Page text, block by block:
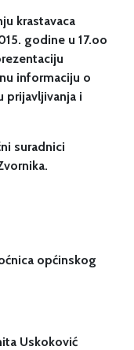
krastavaca
godine u 17.oo
informaciju o
prijavljivanja i
suradnici